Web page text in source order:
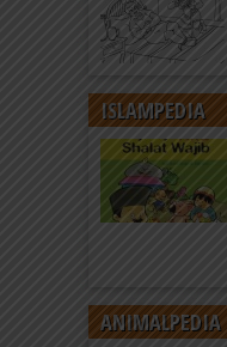
ISLAMPEDIA
ANIMALPEDIA